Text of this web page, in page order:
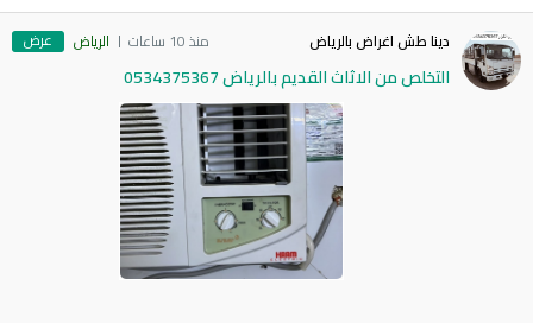
دينا طش اغراض بالرياض منذ 10 ساعات الرياض عرض
التخلص من الاثاث القديم بالرياض 0534375367